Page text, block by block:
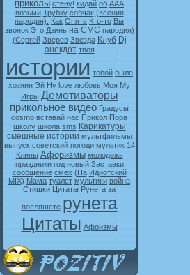
приколы стену! кидай об ААА
возьми Трубку собчак (Ксения
пародия).
Как Опять Кто-то Вы
звонок Это Дзинь на СМС пародия)
(Сергей Зверев Звезда Клуб Dj
анекдот твоя
истории тобой было
хозяин Эй Ну love любовь Моя My
Игры Демотиваторы
прикольное видео Градусы
cosmo вставай нас Прикол Пора
школу школа sms Карикатуры
смешные истории мультфильмы
выпуск советский погоди мультик 14
Клипы Афоризмы молодежь
праздники год новый Заставки
сообщение смех (На Идиотский
MIX) Мама туалет мультики война
Стишки Цитаты Рунета за
попляшете рунета
Цитаты Афоизмы